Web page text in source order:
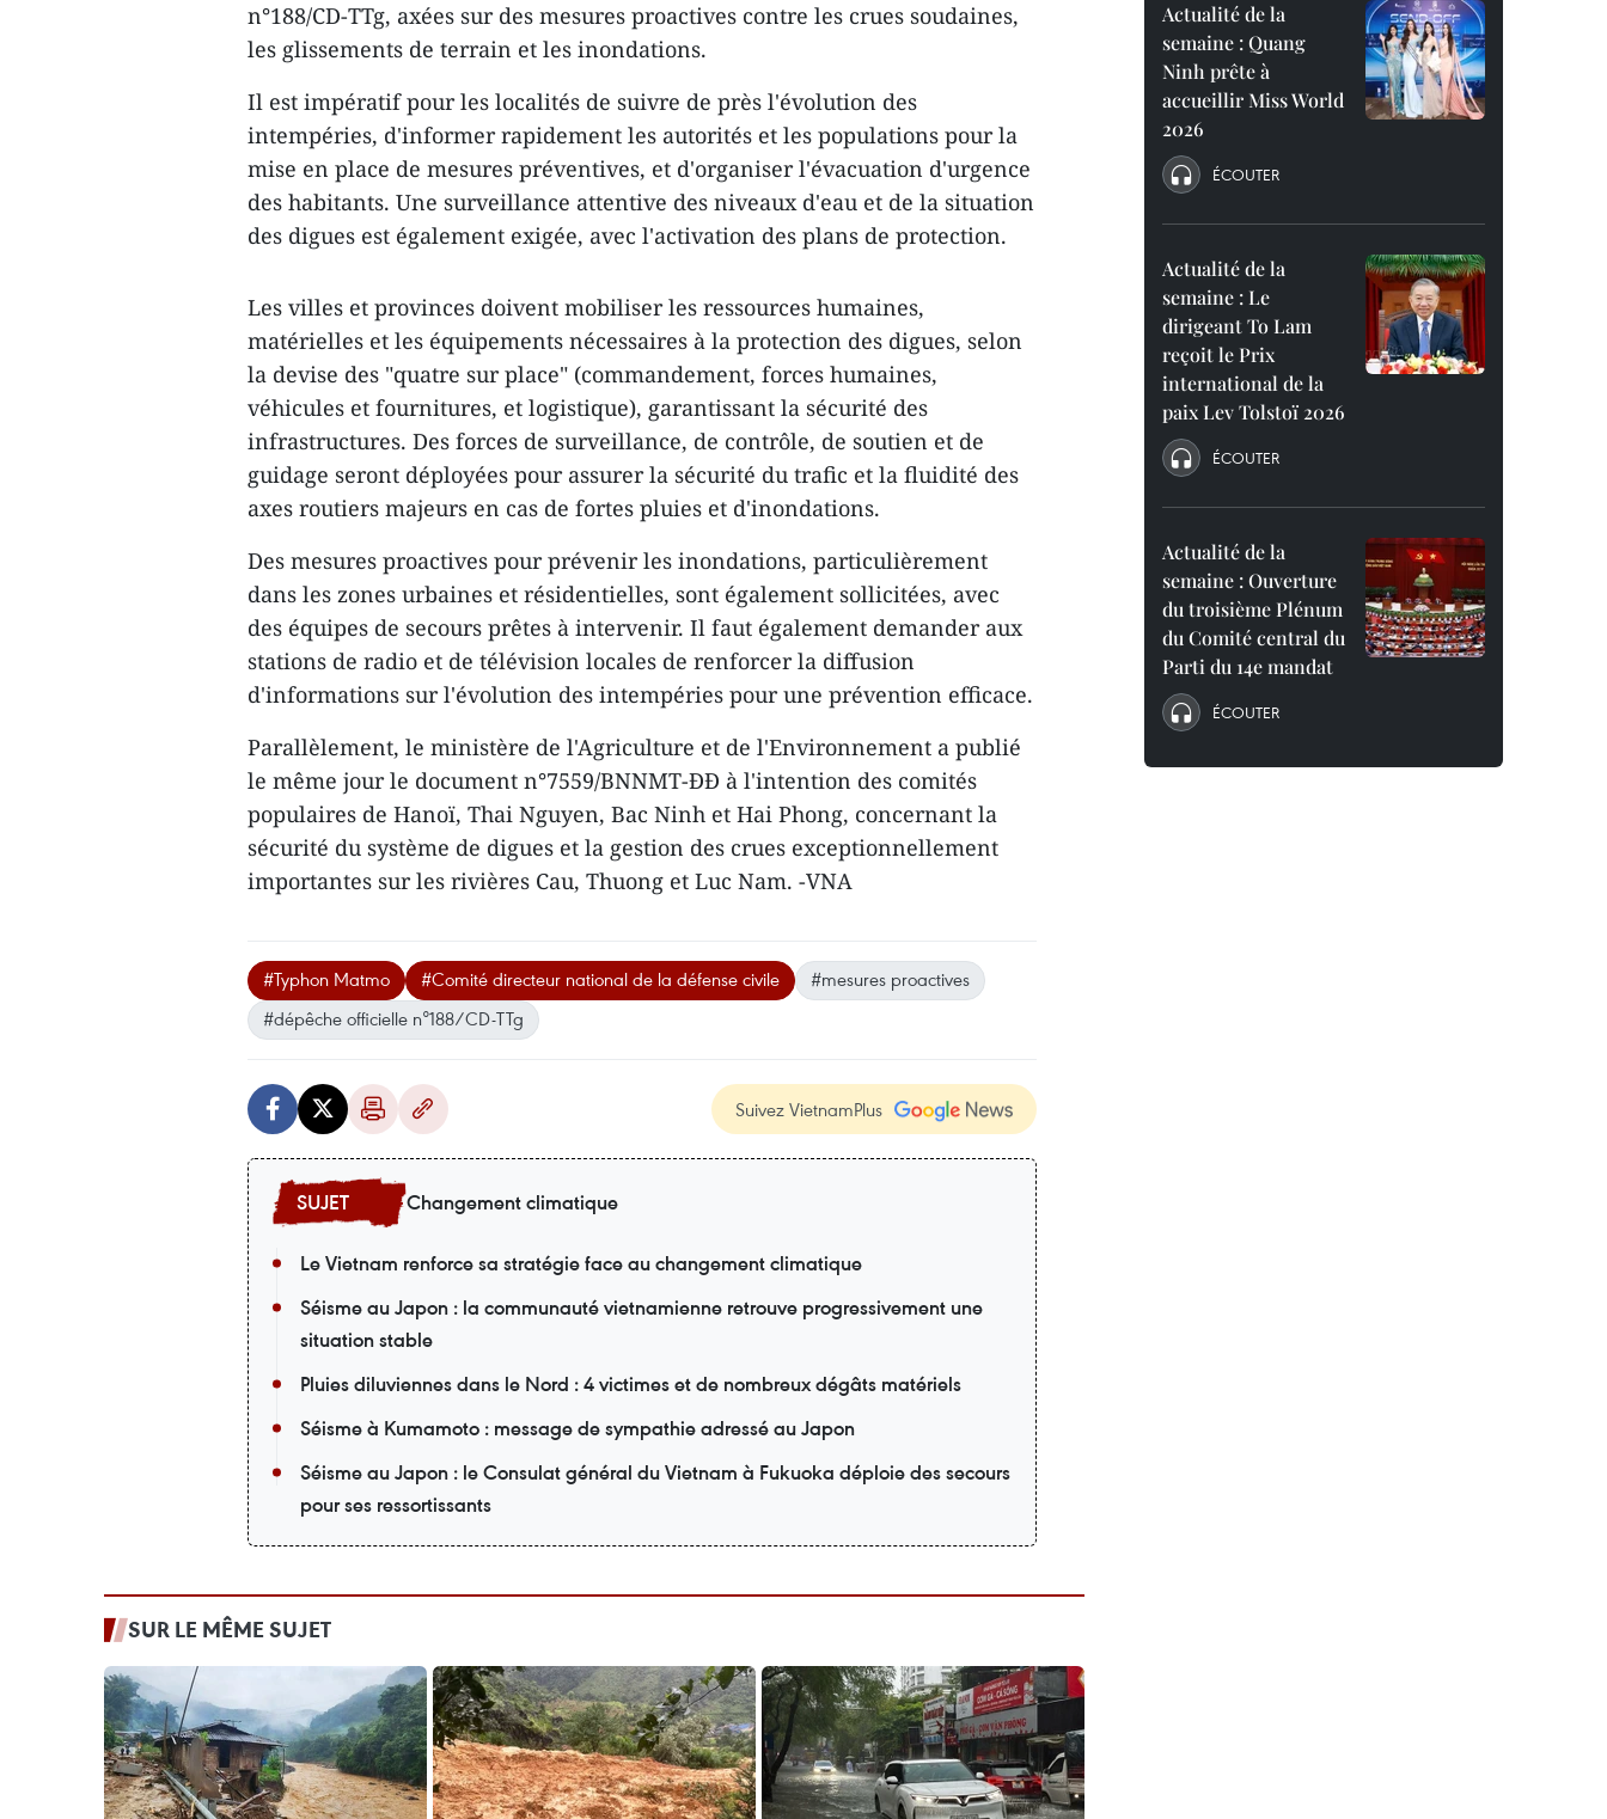
n°188/CD-TTg, axées sur des mesures proactives contre les crues soudaines,
les glissements de terrain et les inondations.
Il est impératif pour les localités de suivre de près l'évolution des
intempéries, d'informer rapidement les autorités et les populations pour la
mise en place de mesures préventives, et d'organiser l'évacuation d'urgence
des habitants. Une surveillance attentive des niveaux d'eau et de la situation
des digues est également exigée, avec l'activation des plans de protection.
Les villes et provinces doivent mobiliser les ressources humaines,
matérielles et les équipements nécessaires à la protection des digues, selon
la devise des "quatre sur place" (commandement, forces humaines,
véhicules et fournitures, et logistique), garantissant la sécurité des
infrastructures. Des forces de surveillance, de contrôle, de soutien et de
guidage seront déployées pour assurer la sécurité du trafic et la fluidité des
axes routiers majeurs en cas de fortes pluies et d'inondations.
Des mesures proactives pour prévenir les inondations, particulièrement
dans les zones urbaines et résidentielles, sont également sollicitées, avec
des équipes de secours prêtes à intervenir. Il faut également demander aux
stations de radio et de télévision locales de renforcer la diffusion
d'informations sur l'évolution des intempéries pour une prévention efficace.
Parallèlement, le ministère de l'Agriculture et de l'Environnement a publié
le même jour le document n°7559/BNNMT-ĐĐ à l'intention des comités
populaires de Hanoï, Thai Nguyen, Bac Ninh et Hai Phong, concernant la
sécurité du système de digues et la gestion des crues exceptionnellement
importantes sur les rivières Cau, Thuong et Luc Nam. -VNA
#Typhon Matmo #Comité directeur national de la défense civile
#mesures proactives
#dépêche officielle n°188/CD-TTg
Suivez VietnamPlus
Changement climatique
Le Vietnam renforce sa stratégie face au changement climatique
Séisme au Japon : la communauté vietnamienne retrouve progressivement une
situation stable
Pluies diluviennes dans le Nord : 4 victimes et de nombreux dégâts matériels
Séisme à Kumamoto : message de sympathie adressé au Japon
Séisme au Japon : le Consulat général du Vietnam à Fukuoka déploie des secours
pour ses ressortissants
SUR LE MÊME SUJET
Actualité de la
semaine : Quang
Ninh prête à
accueillir Miss World
2026
ÉCOUTER
Actualité de la
semaine : Le
dirigeant To Lam
reçoit le Prix
international de la
paix Lev Tolstoï 2026
ÉCOUTER
Actualité de la
semaine : Ouverture
du troisième Plénum
du Comité central du
Parti du 14e mandat
ÉCOUTER